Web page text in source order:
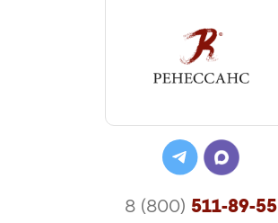
8 (800) 511-89-55